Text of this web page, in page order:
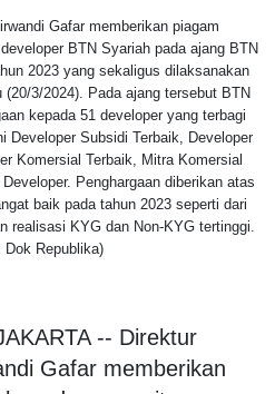
Gafar memberikan piagam
BTN Syariah pada ajang BTN
2023 yang sekaligus dilaksanakan
3/2024). Pada ajang tersebut BTN
kepada 51 developer yang terbagi
Developer Subsidi Terbaik, Developer
Komersial Terbaik, Mitra Komersial
Penghargaan diberikan atas
baik pada tahun 2023 seperti dari
realisasi KYG dan Non-KYG tertinggi.
Dok Republika)
-- Direktur
Gafar memberikan